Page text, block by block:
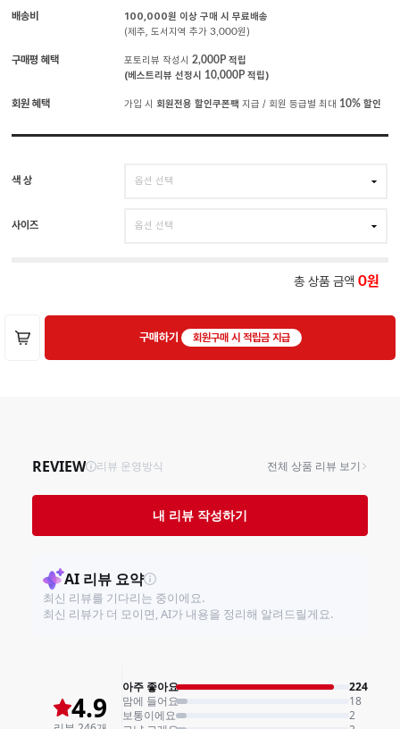
배송비
100,000원 이상 구매 시 무료배송
(제주, 도서지역 추가 3,000원)
구매평 혜택 포토리뷰 작성시 2,000P적립
(베스트리뷰 선정시 10,000P적립)
회원 혜택 가입 시 회원전용 할인쿠폰팩 지급 / 회원 등급별 최대 10%할인
색 상
사이즈
총 상품 금액 0
구매하기 회원구매 시 적립금 지급